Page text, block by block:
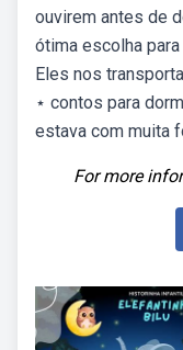
ouvirem antes de
ótima escolha
Eles nos
⋆ contos para
estava com muita
For more